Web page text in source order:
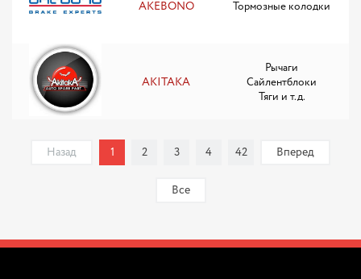
AKEBONO Тормозные колодки
AKITAKA
Рычаги
Сайлентблоки
Тяги и т.д.
Назад 1 2 3 4 42 Вперед
Все